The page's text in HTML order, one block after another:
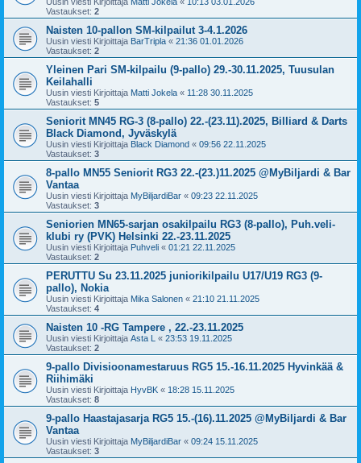
Vastaukset: 2
Naisten 10-pallon SM-kilpailut 3-4.1.2026
Uusin viesti Kirjoittaja BarTripla « 21:36 01.01.2026
Vastaukset: 2
Yleinen Pari SM-kilpailu (9-pallo) 29.-30.11.2025, Tuusulan
Keilahalli
Uusin viesti Kirjoittaja Matti Jokela « 11:28 30.11.2025
Vastaukset: 5
Seniorit MN45 RG-3 (8-pallo) 22.-(23.11).2025, Billiard & Darts
Black Diamond, Jyväskylä
Uusin viesti Kirjoittaja Black Diamond « 09:56 22.11.2025
Vastaukset: 3
8-pallo MN55 Seniorit RG3 22.-(23.)11.2025 @MyBiljardi & Bar
Vantaa
Uusin viesti Kirjoittaja MyBiljardiBar « 09:23 22.11.2025
Vastaukset: 3
Seniorien MN65-sarjan osakilpailu RG3 (8-pallo), Puh.veli-
klubi ry (PVK) Helsinki 22.-23.11.2025
Uusin viesti Kirjoittaja Puhveli « 01:21 22.11.2025
Vastaukset: 2
PERUTTU Su 23.11.2025 juniorikilpailu U17/U19 RG3 (9-
pallo), Nokia
Uusin viesti Kirjoittaja Mika Salonen « 21:10 21.11.2025
Vastaukset: 4
Naisten 10 -RG Tampere , 22.-23.11.2025
Uusin viesti Kirjoittaja Asta L « 23:53 19.11.2025
Vastaukset: 2
9-pallo Divisioonamestaruus RG5 15.-16.11.2025 Hyvinkää &
Riihimäki
Uusin viesti Kirjoittaja HyvBK « 18:28 15.11.2025
Vastaukset: 8
9-pallo Haastajasarja RG5 15.-(16).11.2025 @MyBiljardi & Bar
Vantaa
Uusin viesti Kirjoittaja MyBiljardiBar « 09:24 15.11.2025
Vastaukset: 3